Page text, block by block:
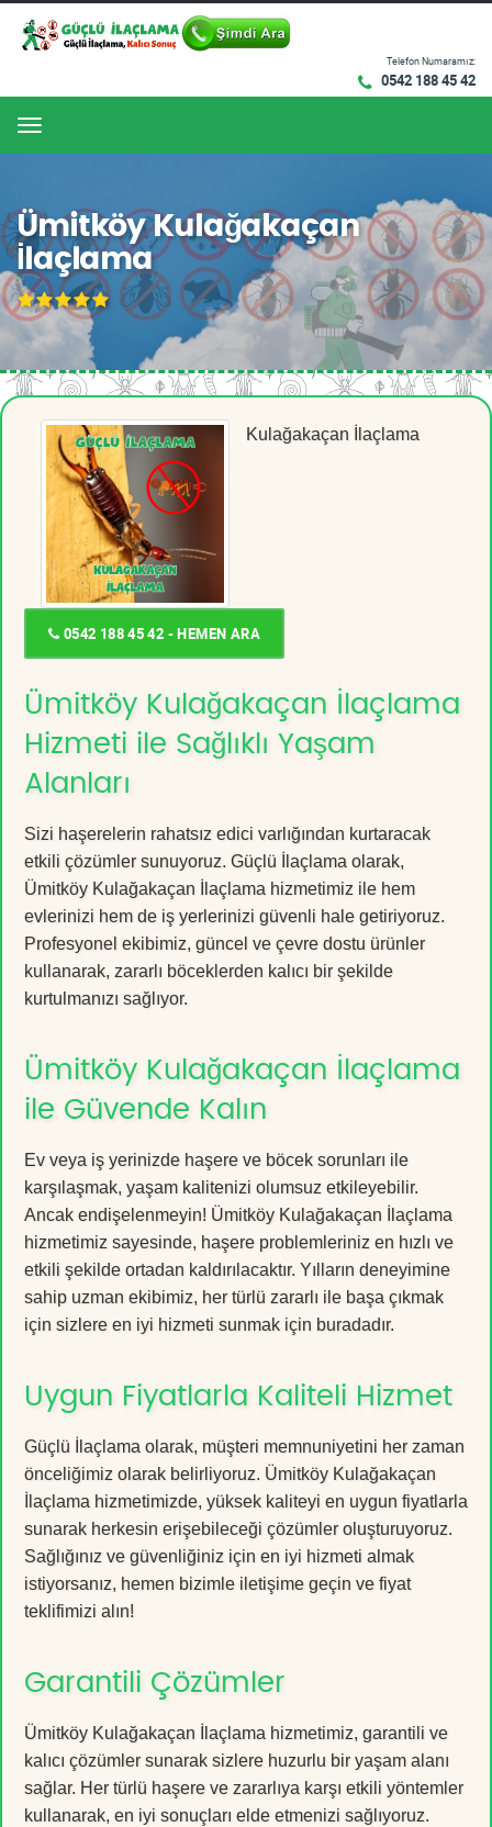
Telefon Numaramız:
0542 188 45 42
Menu
Ümitköy Kulağakaçan
İlaçlama
Kulağakaçan İlaçlama
0542 188 45 42 - HEMEN ARA
Ümitköy Kulağakaçan İlaçlama
Hizmeti ile Sağlıklı Yaşam
Alanları
Sizi haşerelerin rahatsız edici varlığından kurtaracak
etkili çözümler sunuyoruz. Güçlü İlaçlama olarak,
Ümitköy Kulağakaçan İlaçlama hizmetimiz ile hem
evlerinizi hem de iş yerlerinizi güvenli hale getiriyoruz.
Profesyonel ekibimiz, güncel ve çevre dostu ürünler
kullanarak, zararlı böceklerden kalıcı bir şekilde
kurtulmanızı sağlıyor.
Ümitköy Kulağakaçan İlaçlama
ile Güvende Kalın
Ev veya iş yerinizde haşere ve böcek sorunları ile
karşılaşmak, yaşam kalitenizi olumsuz etkileyebilir.
Ancak endişelenmeyin! Ümitköy Kulağakaçan İlaçlama
hizmetimiz sayesinde, haşere problemleriniz en hızlı ve
etkili şekilde ortadan kaldırılacaktır. Yılların deneyimine
sahip uzman ekibimiz, her türlü zararlı ile başa çıkmak
için sizlere en iyi hizmeti sunmak için buradadır.
Uygun Fiyatlarla Kaliteli Hizmet
Güçlü İlaçlama olarak, müşteri memnuniyetini her zaman
önceliğimiz olarak belirliyoruz. Ümitköy Kulağakaçan
İlaçlama hizmetimizde, yüksek kaliteyi en uygun fiyatlarla
sunarak herkesin erişebileceği çözümler oluşturuyoruz.
Sağlığınız ve güvenliğiniz için en iyi hizmeti almak
istiyorsanız, hemen bizimle iletişime geçin ve fiyat
teklifimizi alın!
Garantili Çözümler
Ümitköy Kulağakaçan İlaçlama hizmetimiz, garantili ve
kalıcı çözümler sunarak sizlere huzurlu bir yaşam alanı
sağlar. Her türlü haşere ve zararlıya karşı etkili yöntemler
kullanarak, en iyi sonuçları elde etmenizi sağlıyoruz.